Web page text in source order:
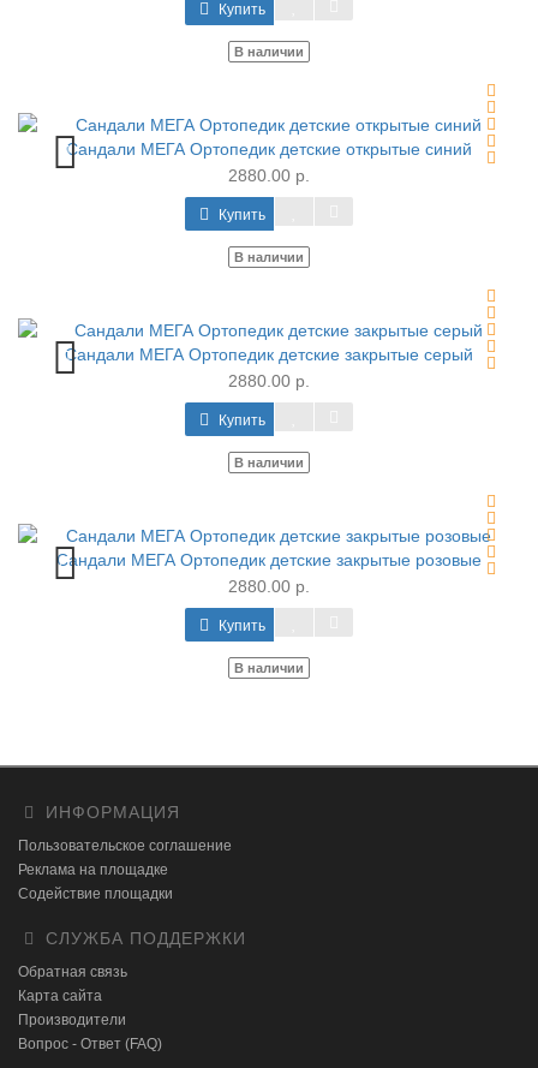
Купить
В наличии
Сандали МЕГА Ортопедик детские открытые синий
2880.00 р.
Купить
В наличии
Сандали МЕГА Ортопедик детские закрытые серый
2880.00 р.
Купить
В наличии
Сандали МЕГА Ортопедик детские закрытые розовые
2880.00 р.
Купить
В наличии
ИНФОРМАЦИЯ
Пользовательское соглашение
Реклама на площадке
Содействие площадки
СЛУЖБА ПОДДЕРЖКИ
Обратная связь
Карта сайта
Производители
Вопрос - Ответ (FAQ)